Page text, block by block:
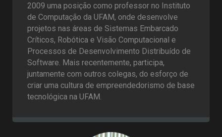
2009 uma posição como professor no Instituto
de Computação da UFAM, onde desenvolve
projetos nas áreas de Sistemas Embarcado
Críticos, Robótica e Visão Computacional e
Processos de Desenvolvimento Distribuído de
Software. Mais recentemente, participa,
juntamente com outros colegas, do esforço de
criar uma cultura de empreendedorismo de base
tecnológica na UFAM.